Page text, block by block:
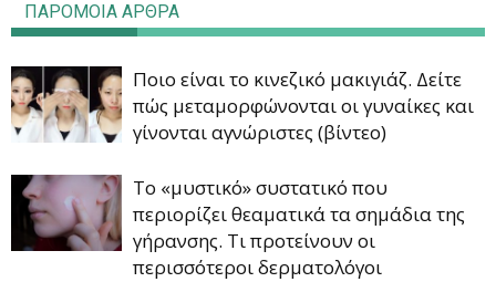
ΠΑΡΟΜΟΙΑ ΑΡΘΡΑ
Ποιο είναι το κινεζικό μακιγιάζ. Δείτε
πώς μεταμορφώνονται οι γυναίκες και
γίνονται αγνώριστες (βίντεο)
Το «μυστικό» συστατικό που
περιορίζει θεαματικά τα σημάδια της
γήρανσης. Τι προτείνουν οι
περισσότεροι δερματολόγοι